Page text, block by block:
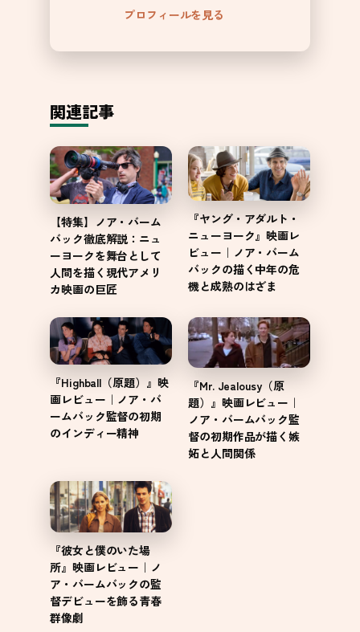
プロフィールを見る
関連記事
【特集】ノア・バーム
バック徹底解説：ニュ
ーヨークを舞台として
人間を描く現代アメリ
カ映画の巨匠
『ヤング・アダルト・
ニューヨーク』映画レ
ビュー｜ノア・バーム
バックの描く中年の危
機と成熟のはざま
『Highball（原題）』映
画レビュー｜ノア・バ
ームバック監督の初期
のインディー精神
『Mr. Jealousy（原
題）』映画レビュー｜
ノア・バームバック監
督の初期作品が描く嫉
妬と人間関係
『彼女と僕のいた場
所』映画レビュー｜ノ
ア・バームバックの監
督デビューを飾る青春
群像劇